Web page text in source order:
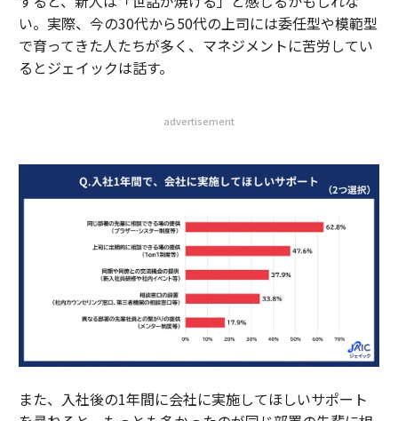
い。実際、今の30代から50代の上司には委任型や模範型
で育ってきた人たちが多く、マネジメントに苦労してい
るとジェイックは話す。
advertisement
また、入社後の1年間に会社に実施してほしいサポート